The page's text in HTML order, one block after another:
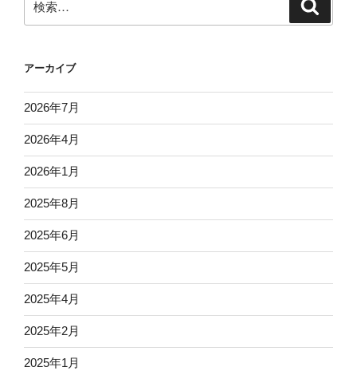
シ
索:
アーカイブ
2026年7月
2026年4月
2026年1月
2025年8月
2025年6月
2025年5月
2025年4月
2025年2月
2025年1月